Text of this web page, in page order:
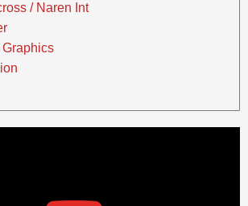
/ Naren Int
Graphics